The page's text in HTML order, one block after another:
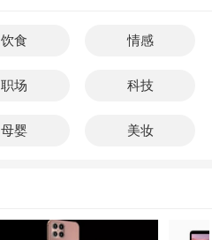
饮食 情感
职场 科技
母婴 美妆